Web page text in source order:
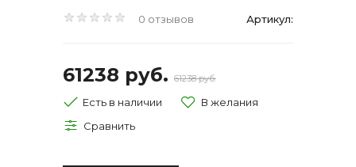
0 отзывов Артикул:
61238 руб. 61238 руб.
Есть в наличии